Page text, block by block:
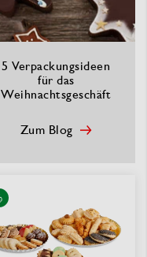
5 Verpackungsideen
für das
Weihnachtsgeschäft
Zum Blog